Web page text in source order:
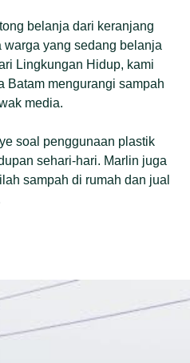
belanja dari keranjang
warga yang sedang belanja
Lingkungan Hidup, kami
Batam mengurangi sampah
media.
soal penggunaan plastik
sehari-hari. Marlin juga
sampah di rumah dan jual